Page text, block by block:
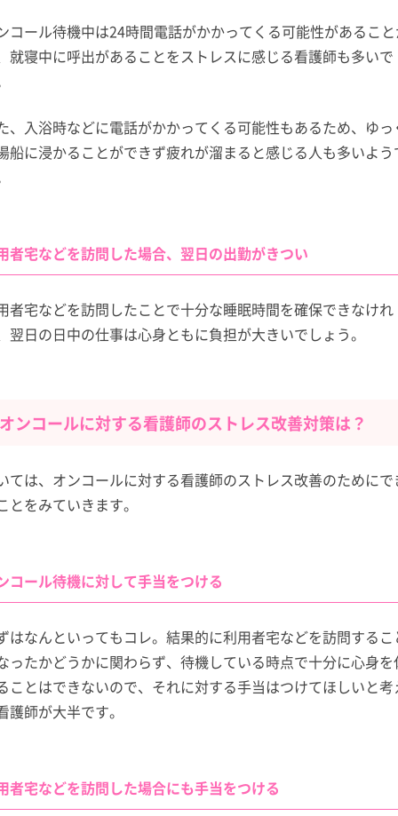
コール待機中は24時間電話がかかってくる可能性があるこ
就寝中に呼出があることをストレスに感じる看護師も多いで
、入浴時などに電話がかかってくる可能性もあるため、ゆっ
船に浸かることができず疲れが溜まると感じる人も多いよう
者宅などを訪問した場合、翌日の出勤がきつい
者宅などを訪問したことで十分な睡眠時間を確保できなけれ
翌日の日中の仕事は心身ともに負担が大きいでしょう。
ンコールに対する看護師のストレス改善対策は？
ては、オンコールに対する看護師のストレス改善のためにで
とをみていきます。
コール待機に対して手当をつける
はなんといってもコレ。結果的に利用者宅などを訪問するこ
ったかどうかに関わらず、待機している時点で十分に心身を
ことはできないので、それに対する手当はつけてほしいと考
護師が大半です。
者宅などを訪問した場合にも手当をつける